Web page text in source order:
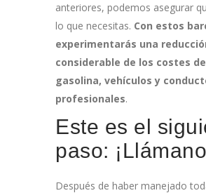
anteriores, podemos asegurar
lo que necesitas. Con estos
experimentarás una
considerable de los costes
gasolina, vehículos y
profesionales.
Este es el
paso:
Después de haber manejado